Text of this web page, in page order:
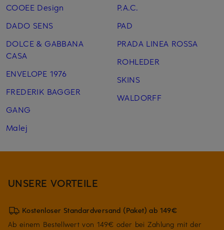
COOEE Design
DADO SENS
DOLCE & GABBANA
CASA
ENVELOPE 1976
FREDERIK BAGGER
GANG
Malej
P.A.C.
PAD
PRADA LINEA ROSSA
ROHLEDER
SKINS
WALDORFF
UNSERE VORTEILE
Kostenloser Standardversand (Paket) ab 149€
Ab einem Bestellwert von 149€ oder bei Zahlung mit der